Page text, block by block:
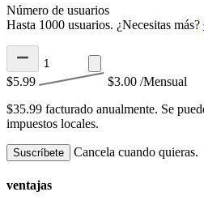
Número de usuarios
Hasta 1000 usuarios. ¿Necesitas más?
$5.99 $3.00 /Mensual
$35.99 facturado anualmente. Se
impuestos locales.
Suscríbete Cancela cuando quieras.
ventajas